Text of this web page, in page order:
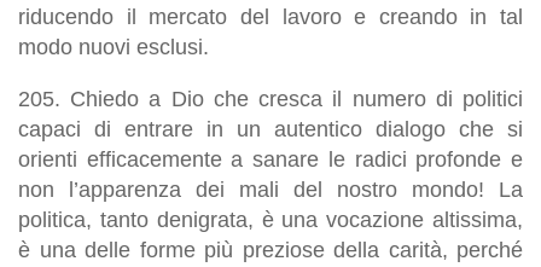
riducendo il mercato del lavoro e creando in tal
modo nuovi esclusi.
205. Chiedo a Dio che cresca il numero di politici
capaci di entrare in un autentico dialogo che si
orienti efficacemente a sanare le radici profonde e
non l’apparenza dei mali del nostro mondo! La
politica, tanto denigrata, è una vocazione altissima,
è una delle forme più preziose della carità, perché